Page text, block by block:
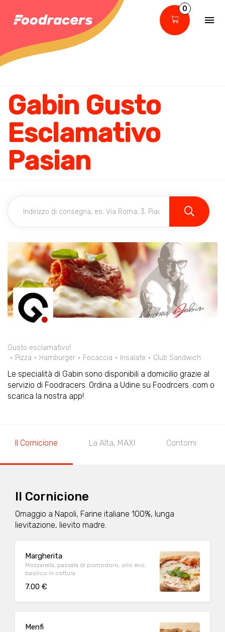
0
Gabin Gusto
Esclamativo
Pasian
Gusto esclamativo!
Pizza
Hamburger Focaccia Insalate Club Sandwich
Le specialità di Gabin sono disponibili a domicilio grazie al
servizio di Foodracers. Ordina a Udine su Foodrcers. com o
scarica la nostra app!
Il Cornicione La Alta, MAXI Contorni
Il Cornicione
Omaggio a Napoli, Farine italiane 100%, lunga
lievitazione, lievito madre.
Margherita
Mozzarella, passata di pomodoro, olio evo,
basilico in cottura
7.00 €
Menfi